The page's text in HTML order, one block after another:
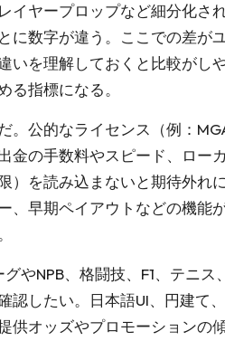
イヤープロップなど細分化
に数字が違う。ここでの差が
いを理解しておくと比較が
る指標になる。
。公的なライセンス（例：
金の手数料やスピード、ロ
）を読み込まないと期待外れ
、早期ペイアウトなどの機
やNPB、格闘技、F1、テニ
認したい。日本語UI、円建て
供オッズやプロモーションの